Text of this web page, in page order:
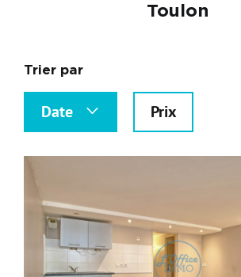
Nos
Toulon
Trier par
Date Prix